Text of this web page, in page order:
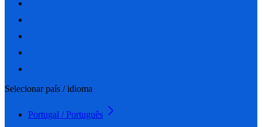
Selecionar país / idioma
Portugal / Português